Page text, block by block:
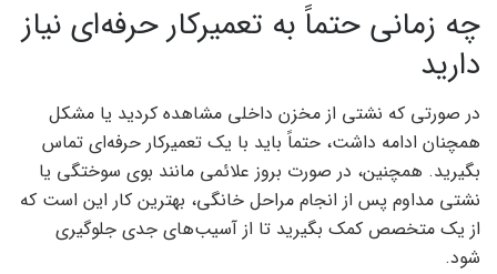
چه زمانی حتماً به تعمیرکار حرفه‌ای نیاز
دارید
در صورتی که نشتی از مخزن داخلی مشاهده کردید یا مشکل
همچنان ادامه داشت، حتماً باید با یک تعمیرکار حرفه‌ای تماس
بگیرید. همچنین، در صورت بروز علائمی مانند بوی سوختگی یا
نشتی مداوم پس از انجام مراحل خانگی، بهترین کار این است که
از یک متخصص کمک بگیرید تا از آسیب‌های جدی جلوگیری
شود.